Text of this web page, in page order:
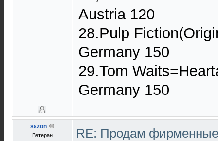
Austria 120
28.Pulp
Germany 150
29.Tom
Germany 150
sazon
Ветеран
RE: Продам